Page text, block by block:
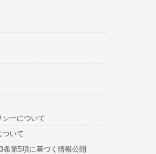
シーについて
ついて
条第5項に基づく情報公開